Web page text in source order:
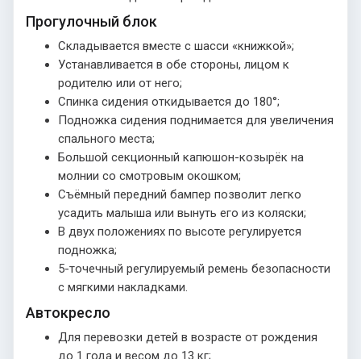
Прогулочный блок
Складывается вместе с шасси «книжкой»;
Устанавливается в обе стороны, лицом к
родителю или от него;
Спинка сидения откидывается до 180°;
Подножка сидения поднимается для увеличения
спального места;
Большой секционный капюшон-козырёк на
молнии со смотровым окошком;
Съёмный передний бампер позволит легко
усадить малыша или вынуть его из коляски;
В двух положениях по высоте регулируется
подножка;
5-точечный регулируемый ремень безопасности
с мягкими накладками.
Автокресло
Для перевозки детей в возрасте от рождения
до 1 года и весом до 13 кг;